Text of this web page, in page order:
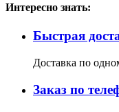
Интересно знать:
Быстрая
Доставка по
Заказ по